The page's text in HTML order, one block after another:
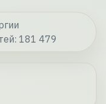
181 479